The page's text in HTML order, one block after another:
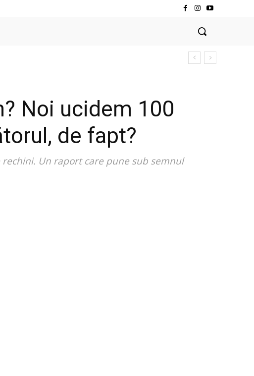
Noi ucidem 100
de fapt?
Un raport care pune sub semnul